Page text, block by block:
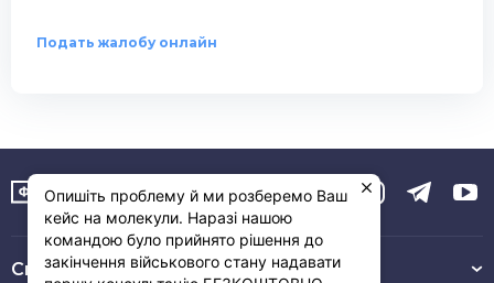
Подать жалобу онлайн
Связь с нами :
Опишіть проблему й ми розберемо Ваш
кейс на молекули. Наразі нашою
командою було прийнято рішення до
закінчення військового стану надавати